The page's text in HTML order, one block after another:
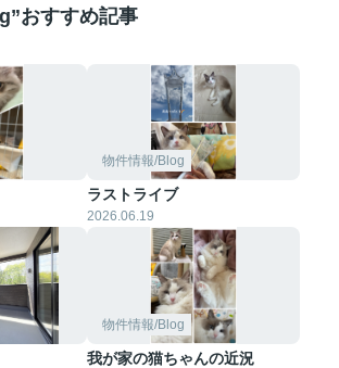
おすすめ記事
物件情報/Blog
ラストライブ
2026.06.19
物件情報/Blog
我が家の猫ちゃんの近況